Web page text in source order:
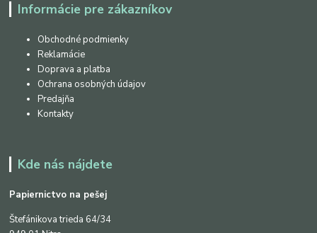
Informácie pre zákazníkov
Obchodné podmienky
Reklamácie
Doprava a platba
Ochrana osobných údajov
Predajňa
Kontakty
Kde nás nájdete
Papiernictvo na pešej
Štefánikova trieda 64/34